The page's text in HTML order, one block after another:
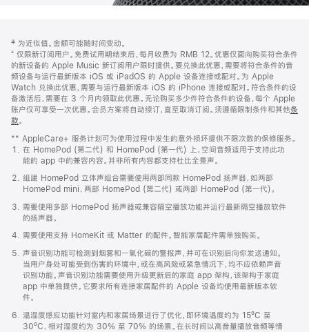
页
页
脚
注
‡ 为近似值。金额可能随时间变动。
⁺ 仅限新订阅用户。免费试用期结束后，每月收费为 RMB 12。优惠仅面向购买符合条件
的新设备的 Apple Music 新订阅用户限时提供。要兑换此优惠，需要将符合条件的音
频设备与运行最新版本 iOS 或 iPadOS 的 Apple 设备连接或配对。为 Apple
Watch 兑换此优惠，需要与运行最新版本 iOS 的 iPhone 连接或配对。符合条件的设
备激活后，需要在 3 个月内领取此优惠。无论购买多少件符合条件的设备，每个 Apple
账户仅可享受一次优惠。会员方案将自动续订，直至取消订阅。须遵循限制条件和其他条
款。
窗
口
中
打
开)
** AppleCare+ 服务计划可为使用过程中发生的意外损坏提供不限次数的保修服务。
在 HomePod (第二代) 和 HomePod (第一代) 上，空间音频适用于支持此功
能的 app 中的兼容内容。并非所有内容都支持杜比全景声。
组建 HomePod 立体声组合需要使用两部同款 HomePod 扬声器，如两部
HomePod mini、两部 HomePod (第二代) 或两部 HomePod (第一代)。
需要使用多部 HomePod 扬声器或兼容隔空播放功能并运行最新隔空播放软件
的扬声器。
需要使用支持 HomeKit 或 Matter 的配件。智能家居配件需单独购买。
声音识别功能可检测到烟雾和一氧化碳的警报声，并可在识别后向你发送通知。
当用户身处可能受到伤害的环境中，或在高风险或紧急情况下，均不应依赖声音
识别功能。声音识别功能需要使用升级更新后的家庭 app 架构，该架构于家庭
app 中单独提供。它要求所有连接家居配件的 Apple 设备均使用最新版本软
件。
温湿度感应功能针对室内和家居场景进行了优化，即环境温度约为 15ºC 至
30ºC、相对湿度约为 30% 至 70% 的场景。在长时间以高音量播放音频等情